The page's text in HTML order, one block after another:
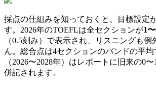
採点の仕組みを知っておくと、目標設定
す。2026年のTOEFLは全セクションが1
（0.5刻み）で表示され、リスニングも
ん。総合点は4セクションのバンドの平均
（2026〜2028年）はレポートに旧来の0
併記されます。